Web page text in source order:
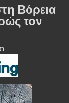
Βόρεια
τον